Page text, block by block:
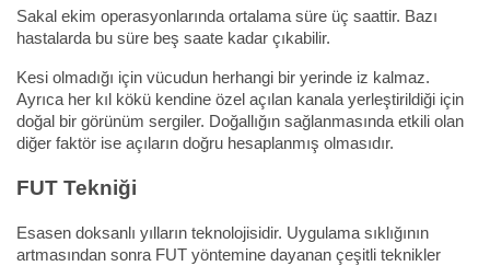
Sakal ekim operasyonlarında ortalama süre üç saattir. Bazı
hastalarda bu süre beş saate kadar çıkabilir.
Kesi olmadığı için vücudun herhangi bir yerinde iz kalmaz.
Ayrıca her kıl kökü kendine özel açılan kanala yerleştirildiği için
doğal bir görünüm sergiler. Doğallığın sağlanmasında etkili olan
diğer faktör ise açıların doğru hesaplanmış olmasıdır.
FUT Tekniği
Esasen doksanlı yılların teknolojisidir. Uygulama sıklığının
artmasından sonra FUT yöntemine dayanan çeşitli teknikler